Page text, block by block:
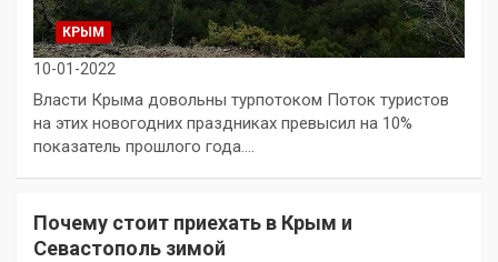
КРЫМ
10-01-2022
Власти Крыма довольны турпотоком Поток туристов
на этих новогодних праздниках превысил на 10%
показатель прошлого года.…
Почему стоит приехать в Крым и
Севастополь зимой